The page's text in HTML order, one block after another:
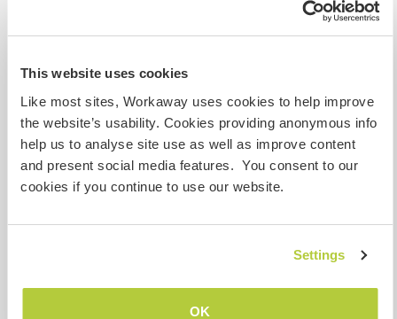
This website uses cookies
Like most sites, Workaway uses cookies to help improve
the website’s usability. Cookies providing anonymous info
help us to analyse site use as well as improve content
and present social media features. You consent to our
cookies if you continue to use our website.
Settings
OK
everything is flat, which is great cause then you
can easily bike everywhere.
Informations
complémentaires
Accès Internet